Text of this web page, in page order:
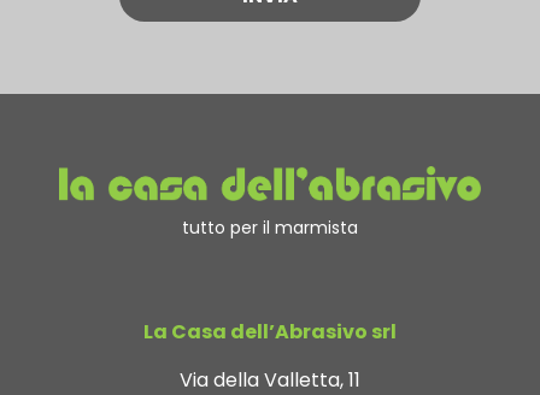
tutto per il marmista
La Casa dell’Abrasivo srl
Via della Valletta, 11